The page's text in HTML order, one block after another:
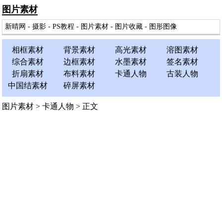
图片素材
新晴网 - 摄影 - PS教程 - 图片素材 - 图片收藏 - 图形图像
相框素材 背景素材 高光素材
溶图素材
综合素材
边框素材 水墨素材
签名素材
折扇素材
布料素材 卡通人物
古装人物
中国结素材
碎屏素材
图片素材 > 卡通人物 > 正文